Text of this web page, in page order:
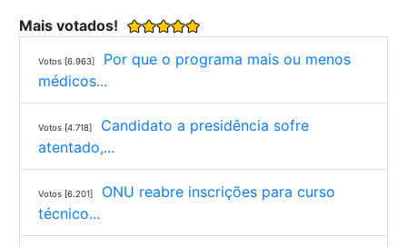
Mais votados!
Votos [6.963]
Por que o programa mais ou menos
médicos...
Votos [4.718]
Candidato a presidência sofre
atentado,...
Votos [6.201]
ONU reabre inscrições para curso
técnico...